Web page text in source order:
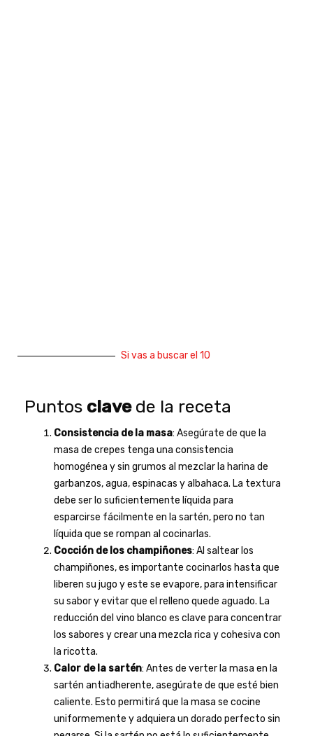
Si vas a buscar el 10
Puntos clavede la receta
Consistencia de la masa: Asegúrate de que la
masa de crepes tenga una consistencia
homogénea y sin grumos al mezclar la harina de
garbanzos, agua, espinacas y albahaca. La textura
debe ser lo suficientemente líquida para
esparcirse fácilmente en la sartén, pero no tan
líquida que se rompan al cocinarlas.
Cocción de los champiñones: Al saltear los
champiñones, es importante cocinarlos hasta que
liberen su jugo y este se evapore, para intensificar
su sabor y evitar que el relleno quede aguado. La
reducción del vino blanco es clave para concentrar
los sabores y crear una mezcla rica y cohesiva con
la ricotta.
Calor de la sartén: Antes de verter la masa en la
sartén antiadherente, asegúrate de que esté bien
caliente. Esto permitirá que la masa se cocine
uniformemente y adquiera un dorado perfecto sin